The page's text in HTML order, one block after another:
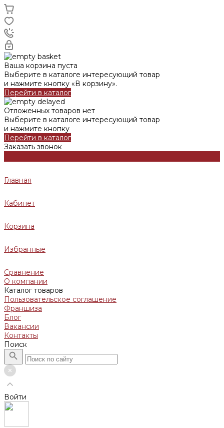
Ваша корзина пуста
Выберите в каталоге интересующий товар
и нажмите кнопку «В корзину».
Перейти в каталог
Отложенных товаров нет
Выберите в каталоге интересующий товар
и нажмите кнопку
Перейти в каталог
Заказать звонок
Главная
Кабинет
Корзина
Избранные
Сравнение
О компании
Каталог товаров
Пользовательское соглашение
Франшиза
Блог
Вакансии
Контакты
Поиск
Войти